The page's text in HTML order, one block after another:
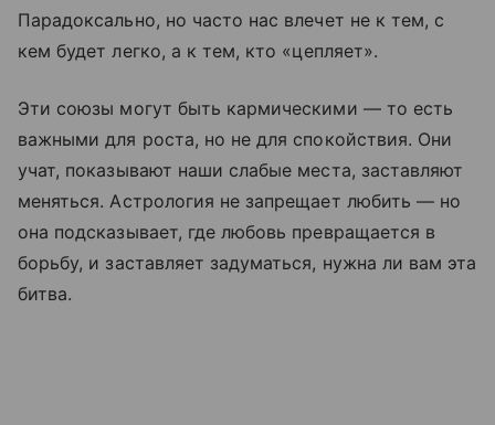
Парадоксально, но часто нас влечет не к тем, с
кем будет легко, а к тем, кто «цепляет».
Эти союзы могут быть кармическими — то есть
важными для роста, но не для спокойствия. Они
учат, показывают наши слабые места, заставляют
меняться. Астрология не запрещает любить — но
она подсказывает, где любовь превращается в
борьбу, и заставляет задуматься, нужна ли вам эта
битва.